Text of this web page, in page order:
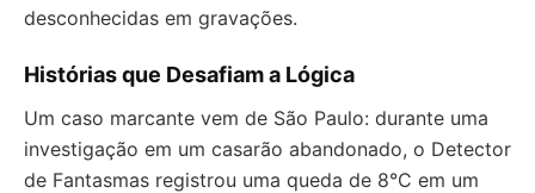
desconhecidas em gravações.
Histórias que Desafiam a Lógica
Um caso marcante vem de São Paulo: durante uma
investigação em um casarão abandonado, o Detector
de Fantasmas registrou uma queda de 8°C em um